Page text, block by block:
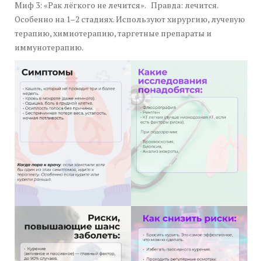
Миф 3: «Рак лёгкого не лечится». Правда: лечится.
Особенно на 1–2 стадиях. Используют хирургию, лучевую
терапию, химиотерапию, таргетные препараты и
иммунотерапию.